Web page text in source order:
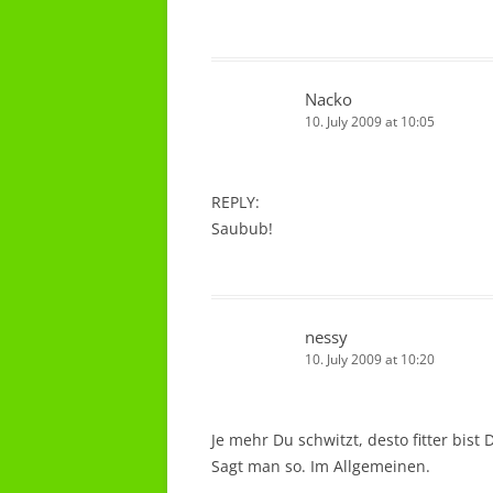
Nacko
10. July 2009 at 10:05
REPLY:
Saubub!
nessy
10. July 2009 at 10:20
Je mehr Du schwitzt, desto fitter bist
Sagt man so. Im Allgemeinen.